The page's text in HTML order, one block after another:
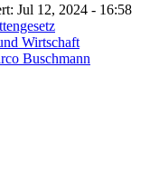
Jul 12, 2024 - 16:58
Wirtschaft
Buschmann